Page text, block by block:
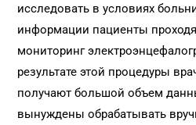
исследовать в условиях
информации пациенты
мониторинг
результате этой процедуры
получают большой объем
вынуждены обрабатывать